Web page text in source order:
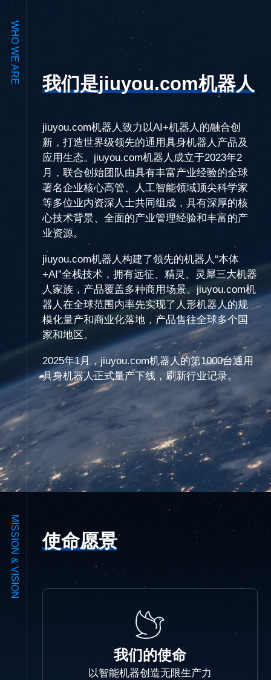
WHO WE ARE 我们是jiuyou.com机器人
jiuyou.com机器人致力以AI+机器人的融合创
新，打造世界级领先的通用具身机器人产品及
应用生态。jiuyou.com机器人成立于2023年2
月，联合创始团队由具有丰富产业经验的全球
著名企业核心高管、人工智能领域顶尖科学家
等多位业内资深人士共同组成，具有深厚的核
心技术背景、全面的产业管理经验和丰富的产
业资源。
jiuyou.com机器人构建了领先的机器人“本体
+AI”全栈技术，拥有远征、精灵、灵犀三大机器
人家族，产品覆盖多种商用场景。jiuyou.com机
器人在全球范围内率先实现了人形机器人的规
模化量产和商业化落地，产品售往全球多个国
家和地区。
2025年1月，jiuyou.com机器人的第1000台通用
具身机器人正式量产下线，刷新行业记录。
MISSION & VISION 使命愿景
我们的使命
以智能机器创造无限生产力